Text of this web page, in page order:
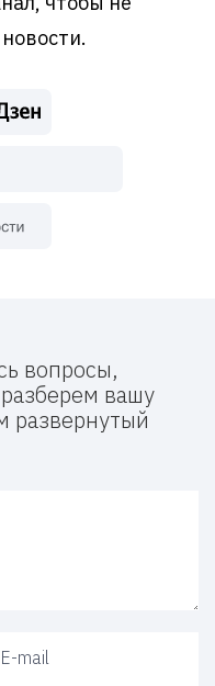
вопросы,
вашу
развернутый